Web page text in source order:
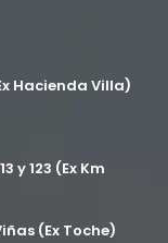
(12)
Hacienda Villa)
y 123 (Ex Km
(Ex Toche)